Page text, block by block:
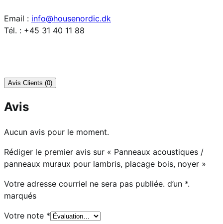
Email : info@housenordic.dk
Tél. : +45 31 40 11 88
Avis Clients (0)
Avis
Aucun avis pour le moment.
Rédiger le premier avis sur « Panneaux acoustiques /
panneaux muraux pour lambris, placage bois, noyer »
Votre adresse courriel ne sera pas publiée. d’un *.
marqués
Votre note *